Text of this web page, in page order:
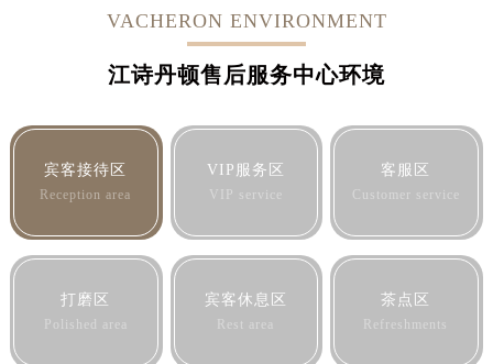
江诗丹顿售后服务中心环境
Reception area VIP service Customer service
Polished area Rest area Refreshments